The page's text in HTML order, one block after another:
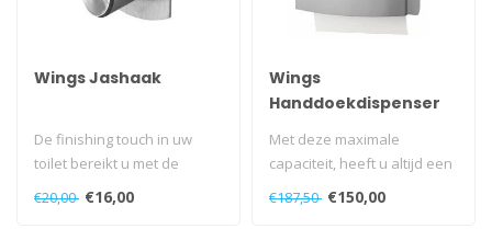
Wings Jashaak
De finishing touch in uw
toilet bereikt u met de
aanschaf van deze
universeelhaa..
€20,00 €16,00
Wings
Handdoekdispenser
Met deze maximale
capaciteit, heeft u altijd een
schoon papiertje binnen
handber..
€187,50 €150,00